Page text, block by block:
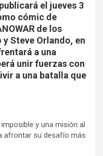
el jueves 3
cómic de
de los
Steve Orlando, en
a una
unir fuerzas con
a una batalla que
y una misión al
afrontar su desafío más